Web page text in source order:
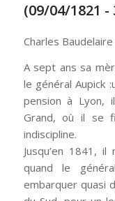
(09/04/1821 -
Charles
A sept ans sa
le général Aupick
pension à Lyon,
Grand, où il se
indiscipline.
Jusqu’en 1841,
quand le
embarquer quasi